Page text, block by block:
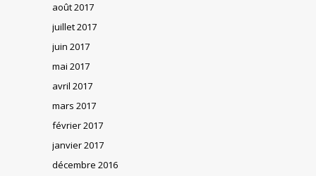
août 2017
juillet 2017
juin 2017
mai 2017
avril 2017
mars 2017
février 2017
janvier 2017
décembre 2016